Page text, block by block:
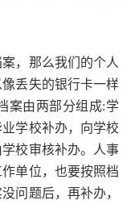
，那么我们的个人
丢失的银行卡一样
案由两部分组成:学
学校补办，向学校
校审核补办。人事
单位，也要按照档
问题后，再补办，